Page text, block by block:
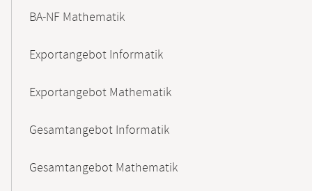
BA-NF Mathematik
Exportangebot Informatik
Exportangebot Mathematik
Gesamtangebot Informatik
Gesamtangebot Mathematik